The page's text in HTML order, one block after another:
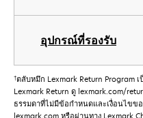
อุปกรณ์ที่รองรับ
†ตลับหมึก Lexmark Return Program
Lexmark Return ดู lexmark.com/
ธรรมดาที่ไม่มีข้อกําหนดและเงื่อนไขข
lexmark.com หรือผ่านทาง Lexmark